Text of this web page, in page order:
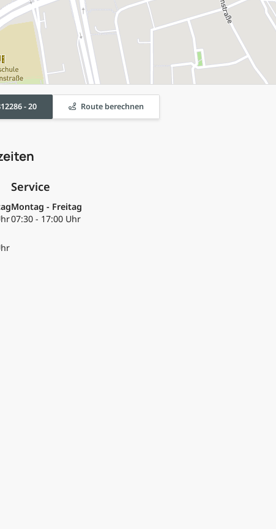
- 20 Route berechnen
Service
Montag - Freitag
07:30 - 17:00 Uhr